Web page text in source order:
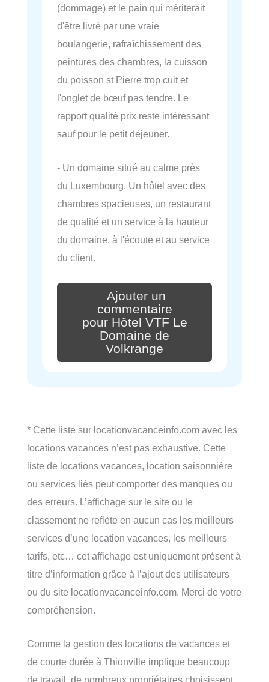
(dommage) et le pain qui mériterait
d'être livré par une vraie
boulangerie, rafraîchissement des
peintures des chambres, la cuisson
du poisson st Pierre trop cuit et
l'onglet de bœuf pas tendre. Le
rapport qualité prix reste intéressant
sauf pour le petit déjeuner.
- Un domaine situé au calme près
du Luxembourg. Un hôtel avec des
chambres spacieuses, un restaurant
de qualité et un service à la hauteur
du domaine, à l'écoute et au service
du client.
Ajouter un
commentaire
pour Hôtel VTF Le
Domaine de
Volkrange
* Cette liste sur locationvacanceinfo.com avec les
locations vacances n’est pas exhaustive. Cette
liste de locations vacances, location saisonnière
ou services liés peut comporter des manques ou
des erreurs. L’affichage sur le site ou le
classement ne reflète en aucun cas les meilleurs
services d’une location vacances, les meilleurs
tarifs, etc… cet affichage est uniquement présent à
titre d’information grâce à l’ajout des utilisateurs
ou du site locationvacanceinfo.com. Merci de votre
compréhension.
Comme la gestion des locations de vacances et
de courte durée à Thionville implique beaucoup
de travail, de nombreux propriétaires choisissent